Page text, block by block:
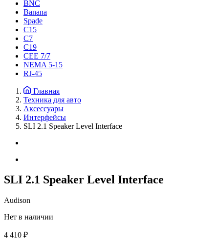
BNC
Banana
Spade
C15
С7
C19
CEE 7/7
NEMA 5-15
RJ-45
Главная
Техника для авто
Аксессуары
Интерфейсы
SLI 2.1 Speaker Level Interface
SLI 2.1 Speaker Level Interface
Audison
Нет в наличии
4 410 ₽